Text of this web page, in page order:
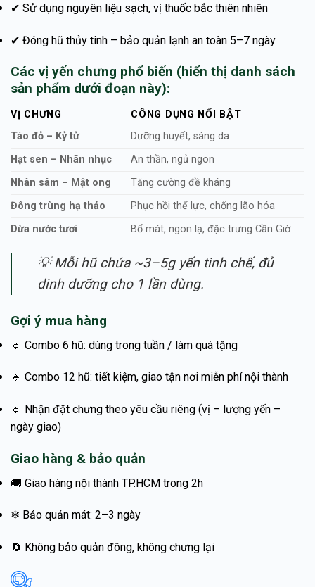
✔ Sử dụng nguyên liệu sạch, vị thuốc bắc thiên nhiên
✔ Đóng hũ thủy tinh – bảo quản lạnh an toàn 5–7 ngày
Các vị yến chưng phổ biến (hiển thị danh sách
sản phẩm dưới đoạn này):
VỊ CHƯNG
CÔNG DỤNG NỔI BẬT
Táo đỏ – Kỷ tử
Dưỡng huyết, sáng da
Hạt sen – Nhãn nhục
An thần, ngủ ngon
Nhân sâm – Mật ong
Tăng cường đề kháng
Đông trùng hạ thảo
Phục hồi thể lực, chống lão hóa
Dừa nước tươi
Bổ mát, ngon lạ, đặc trưng Cần Giờ
💡 Mỗi hũ chứa ~3–5g yến tinh chế, đủ
dinh dưỡng cho 1 lần dùng.
Gợi ý mua hàng
🔹 Combo 6 hũ: dùng trong tuần / làm quà tặng
🔹 Combo 12 hũ: tiết kiệm, giao tận nơi miễn phí nội thành
🔹 Nhận đặt chưng theo yêu cầu riêng (vị – lượng yến –
ngày giao)
Giao hàng & bảo quản
🚚 Giao hàng nội thành TP.HCM trong 2h
❄ Bảo quản mát: 2–3 ngày
🔄 Không bảo quản đông, không chưng lại